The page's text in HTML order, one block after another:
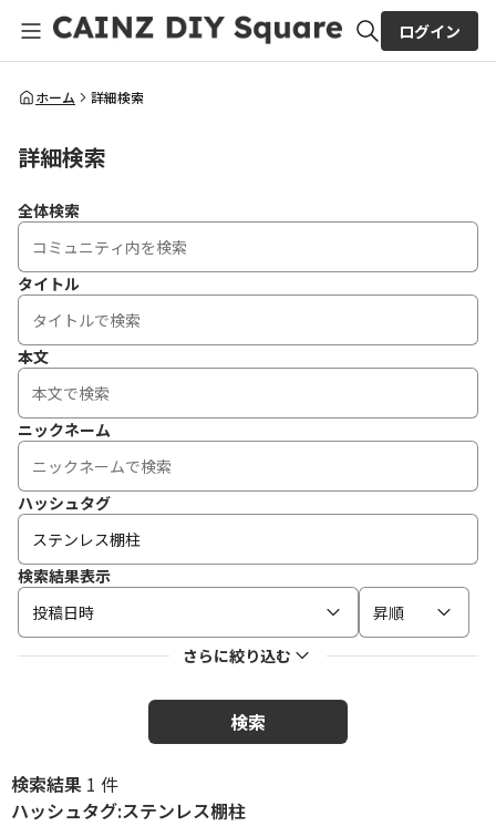
全体検索
ログイン
ホーム 詳細検索
詳細検索
全体検索
タイトル
本文
ニックネーム
ハッシュタグ
検索結果表示
投稿日時
昇順
さらに絞り込む
検索
検索結果 1 件
ハッシュタグ:ステンレス棚柱